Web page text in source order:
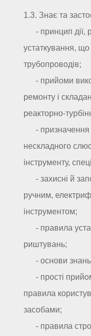
1.3. Знає та
- принцип дії,
устаткування, що
трубопроводів;
- прийоми
ремонту і
реакторно-
- призначення
нескладного
інструменту,
- захисні й
ручним,
інструментом;
- правила
риштувань;
- основи знань
- прості
правила
засобами;
- правила